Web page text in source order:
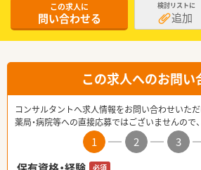
この求人に
問い合わせる
検討リストに
追加
この求人へのお問い
コンサルタントへ求人情報をお問い合わせいただ
薬局・病院等への直接応募ではございませんので
1 2 3
必須